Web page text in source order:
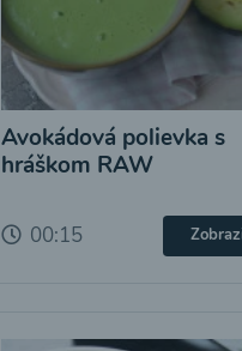
Avokádová polievka s
hráškom RAW
00:15